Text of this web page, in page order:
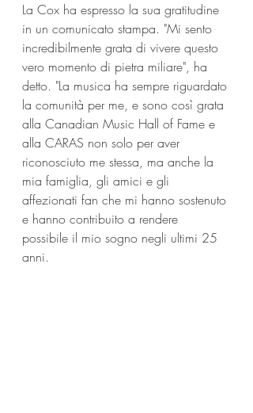
La Cox ha espresso la sua gratitudine
in un comunicato stampa. "Mi sento
incredibilmente grata di vivere questo
vero momento di pietra miliare", ha
detto. "La musica ha sempre riguardato
la comunità per me, e sono così grata
alla Canadian Music Hall of Fame e
alla CARAS non solo per aver
riconosciuto me stessa, ma anche la
mia famiglia, gli amici e gli
affezionati fan che mi hanno sostenuto
e hanno contribuito a rendere
possibile il mio sogno negli ultimi 25
anni.